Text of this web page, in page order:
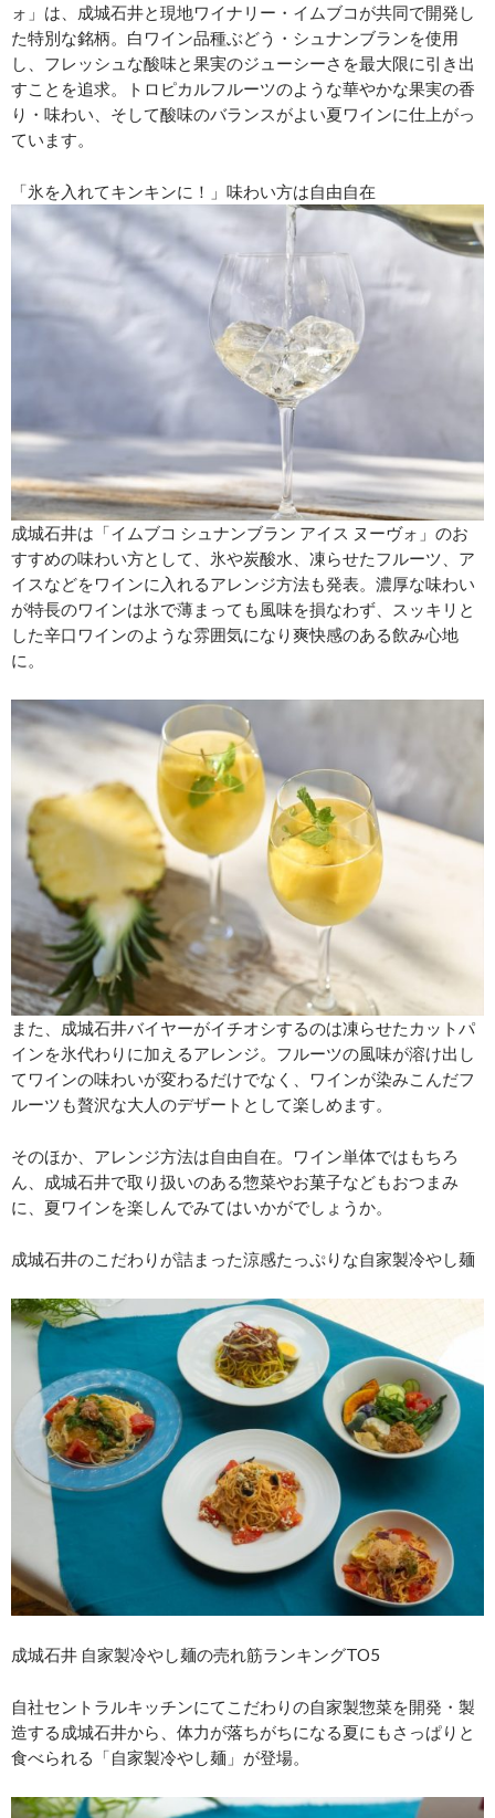
ォ」は、成城石井と現地ワイナリー・イムブコが共同で開発し
た特別な銘柄。白ワイン品種ぶどう・シュナンブランを使用
し、フレッシュな酸味と果実のジューシーさを最大限に引き出
すことを追求。トロピカルフルーツのような華やかな果実の香
り・味わい、そして酸味のバランスがよい夏ワインに仕上がっ
ています。
「氷を入れてキンキンに！」味わい方は自由自在
成城石井は「イムブコ シュナンブラン アイス ヌーヴォ」のお
すすめの味わい方として、氷や炭酸水、凍らせたフルーツ、ア
イスなどをワインに入れるアレンジ方法も発表。濃厚な味わい
が特長のワインは氷で薄まっても風味を損なわず、スッキリと
した辛口ワインのような雰囲気になり爽快感のある飲み心地
に。
また、成城石井バイヤーがイチオシするのは凍らせたカットパ
インを氷代わりに加えるアレンジ。フルーツの風味が溶け出し
てワインの味わいが変わるだけでなく、ワインが染みこんだフ
ルーツも贅沢な大人のデザートとして楽しめます。
そのほか、アレンジ方法は自由自在。ワイン単体ではもちろ
ん、成城石井で取り扱いのある惣菜やお菓子などもおつまみ
に、夏ワインを楽しんでみてはいかがでしょうか。
成城石井のこだわりが詰まった涼感たっぷりな自家製冷やし麺
成城石井 自家製冷やし麺の売れ筋ランキングTO5
自社セントラルキッチンにてこだわりの自家製惣菜を開発・製
造する成城石井から、体力が落ちがちになる夏にもさっぱりと
食べられる「自家製冷やし麺」が登場。